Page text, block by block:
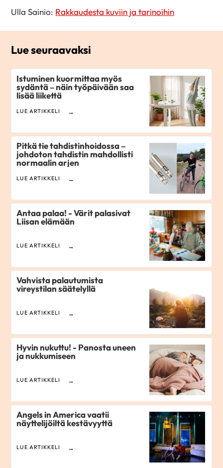
Ulla Sainio: Rakkaudesta kuviin ja tarinoihin
Lue seuraavaksi
Istuminen kuormittaa myös
sydäntä – näin työpäivään saa
lisää liikettä
LUE ARTIKKELI
Pitkä tie tahdistinhoidossa –
johdoton tahdistin mahdollisti
normaalin arjen
LUE ARTIKKELI
Antaa palaa! - Värit palasivat
Liisan elämään
LUE ARTIKKELI
Vahvista palautumista
vireystilan säätelyllä
LUE ARTIKKELI
Hyvin nukuttu! - Panosta uneen
ja nukkumiseen
LUE ARTIKKELI
Angels in America vaatii
näyttelijöiltä kestävyyttä
LUE ARTIKKELI